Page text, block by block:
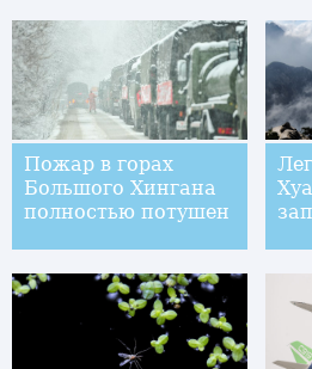
Пожар в горах
Большого Хингана
полностью потушен